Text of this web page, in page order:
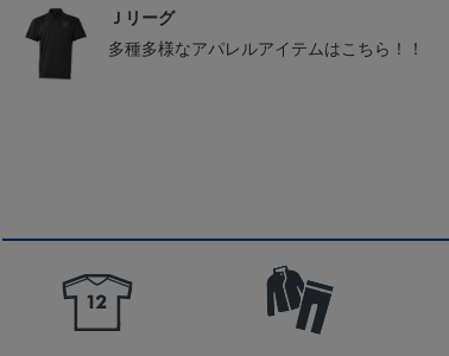
Ｊリーグ
多種多様なアパレルアイテムはこちら！！